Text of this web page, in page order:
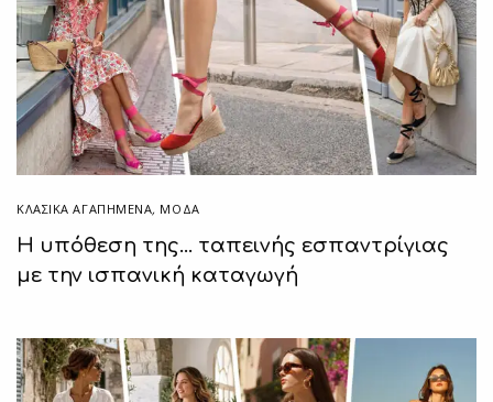
ΚΛΑΣΙΚΆ ΑΓΑΠΗΜΈΝΑ, ΜΟΔΑ
Η υπόθεση της… ταπεινής εσπαντρίγιας
με την ισπανική καταγωγή